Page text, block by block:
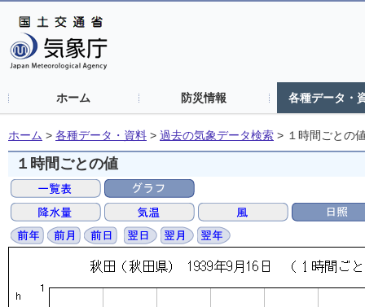
ホーム 防災情報 各種データ・
ホーム > 各種データ・資料 > 過去の気象データ検索 > １時間ごとの
１時間ごとの値